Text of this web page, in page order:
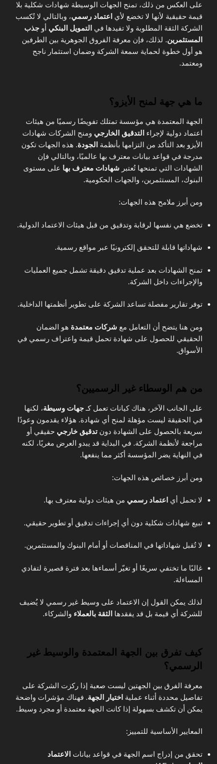
على العكس من ذلك، تمنح الجهات الوسيطة شهادات شكلية بلا
قيمة حقيقية لأنها لا تخضع لأي اعتماد رسمي، وبالتالي لا تُكسب
الشركة الثقة المطلوبة ولا تفيدها في التمويل البنكي أو جذب
المستثمرين. لذلك، فإن معرفة الفروق الجوهرية بين الطرفين
هو أول خطوة لحماية سمعة الشركة وضمان استثمار ناجح
ومعتمد.
ما هي جهة لمنح الأيزو؟
الجهة المعتمدة هي مؤسسة تمتلك تفويضًا رسميًا من هيئات
اعتماد دولية لإجراء التدقيق الخارجي ومنح الشركات شهادات
الأيزو بعد التأكد من التزامها بأنظمة الجودة. هذه الجهات تكون
مدرجة في قواعد بيانات معترف بها عالميًا، وبالتالي فإن
الشهادات التي تمنحها تُعتبر شهادات معترف بها على مستوى
البنوك، المستثمرين، والجهات الحكومية.
ومن أبرز ملامح هذه الجهات:
تخضع هي نفسها لرقابة وتدقيق من قبل هيئات الاعتماد الدولية.
شهاداتها قابلة للتحقق إلكترونيًا عبر مواقع رسمية.
تمنح الشهادات بعد عملية تدقيق دقيقة تشمل جميع العمليات
والإجراءات داخل الشركة.
توفر تقارير مفصلة تساعد الشركة على تطوير أنظمتها الداخلية.
ومن هنا يتضح أن التعامل مع شركات معتمدة هو الضمان
الحقيقي للحصول على شهادة تحمل قيمة واعتراف رسمي في
الأسواق.
من هم الوسطاء غير الرسميين؟
على الجانب الآخر، هناك كيانات تعمل كـ جهات وسيطة، لكنها
في الحقيقة ليست مؤهلة لمنح أي شهادة. هؤلاء يقدمون وعودًا
سريعة بالحصول على الشهادة دونتدقيق خارجي حقيقي أو
مراجعة لأنظمة الشركة. في البداية قد يبدو العرض مغريًا، لكنه
في النهاية يضر المؤسسة أكثر مما ينفعها.
ومن أبرز خصائص هذه الجهات:
لا تحمل أي اعتماد رسمي من هيئات دولية معترف بها.
تبيع شهادات شكلية دون أي إجراءات تدقيق أو تطوير حقيقي.
لا تُقبل شهاداتها في المناقصات أو أمام البنوك والمستثمرين.
غالبًا ما تختفي سريعًا أو تغيّر أسماءها بعد فترة قصيرة لتفادي
المساءلة.
لذلك يمكن القول إن الاعتماد على وسيط غير رسمي لا يُضيف
للشركة أي قيمة بل قد يفقدها الثقة بالعملاء والشركاء.
كيف تفرق بين الجهة المعتمدة والوسيط غير
الرسمي؟
معرفة الفرق بين الجهتين ليست صعبة إذا ركزت الشركة على
تفاصيل محددة أثناء عملية اختيار الجهة. فهناك مؤشرات واضحة
يمكن أن تكشف بسهولة إذا كانت الجهة معتمدة أو مجرد وسيط.
المعايير الأساسية للتمييز:
تحقق من إدراج اسم الجهة في قواعد بيانات الاعتماد